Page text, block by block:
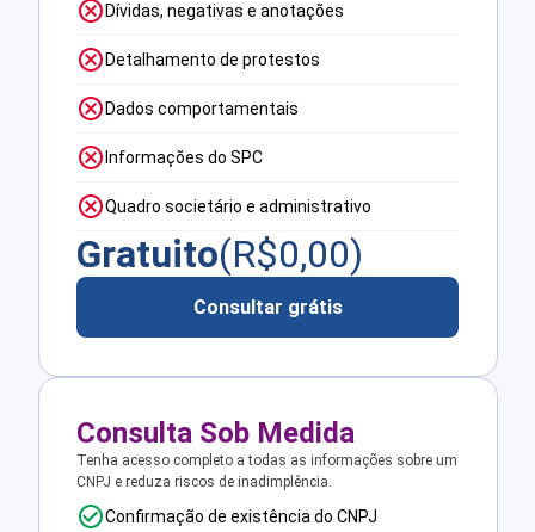
Dívidas, negativas e anotações
Detalhamento de protestos
Dados comportamentais
Informações do SPC
Quadro societário e administrativo
Gratuito(R$0,00)
Consultar grátis
Consulta Sob Medida
Tenha acesso completo a todas as informações sobre um
CNPJ e reduza riscos de inadimplência.
Confirmação de existência do CNPJ